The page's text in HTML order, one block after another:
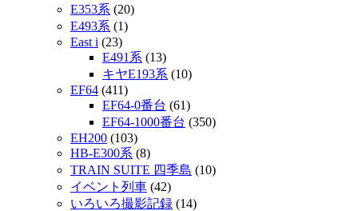
E353系 (20)
E493系 (1)
East i (23)
E491系 (13)
キヤE193系 (10)
EF64 (411)
EF64-0番台 (61)
EF64-1000番台 (350)
EH200 (103)
HB-E300系 (8)
TRAIN SUITE 四季島 (10)
イベント列車 (42)
いろいろ撮影記録 (14)